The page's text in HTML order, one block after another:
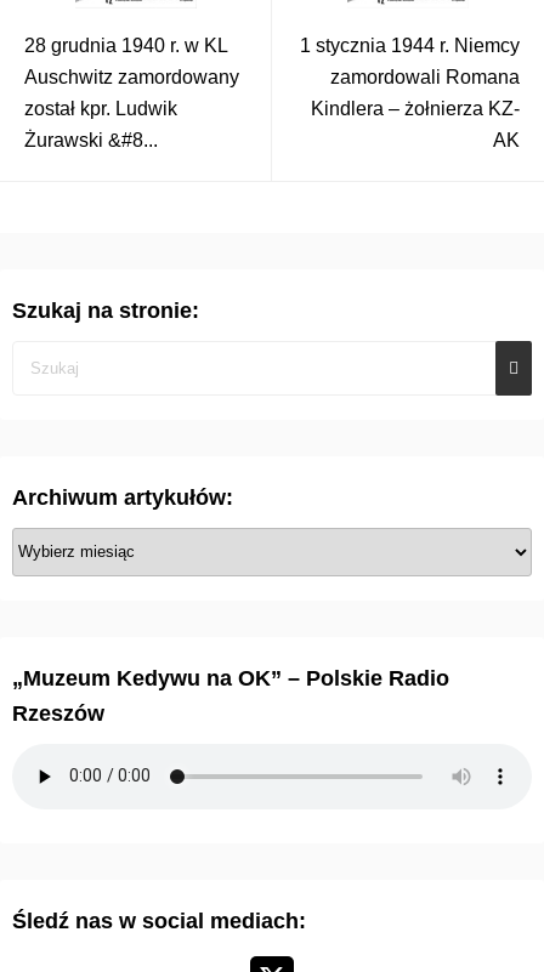
28 grudnia 1940 r. w KL
Auschwitz zamordowany
został kpr. Ludwik
Żurawski &#8...
1 stycznia 1944 r. Niemcy
zamordowali Romana
Kindlera – żołnierza KZ-
AK
Szukaj na stronie:
Archiwum artykułów:
A
r
k
„Muzeum Kedywu na OK” – Polskie Radio
Rzeszów
Śledź nas w social mediach: